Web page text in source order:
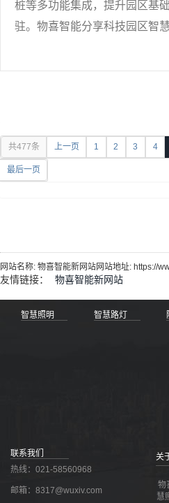
桩等多功能集成，提升园区基
驻。物喜智能分享科技园区智
共477条 上一页 1 2 3 4
最后一页
网站名称: 物喜智能新网站网站地址: https://
友情链接： 物喜智能新网站
智慧照明 智慧路灯
联系我们
热线：021-58560968
邮箱：8317@wuxiv.com
关
物
慧